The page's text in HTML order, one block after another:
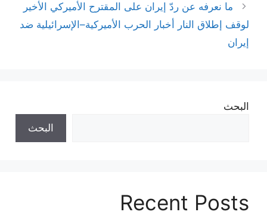
ما نعرفه عن ردّ إيران على المقترح الأميركي الأخير
لوقف إطلاق النار أخبار الحرب الأميركية–الإسرائيلية ضد
إيران
البحث
البحث
Recent Posts